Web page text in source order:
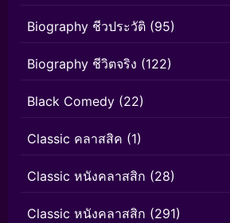
Biography ชีวประวัติ (95)
Biography ชีวิตจริง (122)
Black Comedy (22)
Classic คลาสสิค (1)
Classic หนังคลาสสิก (28)
Classic หนังคลาสสิก (291)